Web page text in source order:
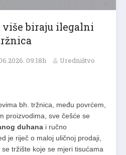
više biraju ilegalni
09:18h Uredništvo
bh. tržnica, među povrćem,
proizvodima, sve češće se
duhana i ručno
je riječ o maloj uličnoj prodaji,
tržište koje se mjeri tisućama